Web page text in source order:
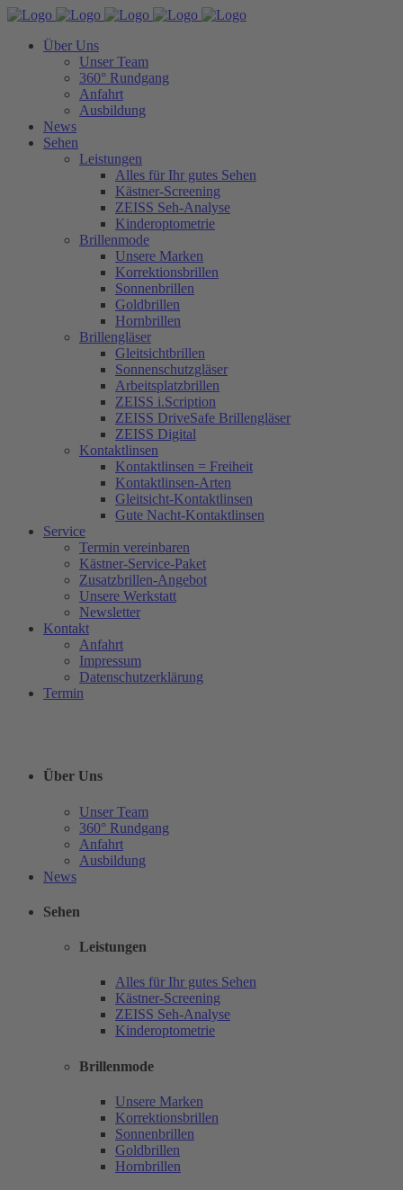
Über Uns
Unser Team
360° Rundgang
Anfahrt
Ausbildung
News
Sehen
Leistungen
Alles für Ihr gutes Sehen
Kästner-Screening
ZEISS Seh-Analyse
Kinderoptometrie
Brillenmode
Unsere Marken
Korrektionsbrillen
Sonnenbrillen
Goldbrillen
Hornbrillen
Brillengläser
Gleitsichtbrillen
Sonnenschutzgläser
Arbeitsplatzbrillen
ZEISS i.Scription
ZEISS DriveSafe Brillengläser
ZEISS Digital
Kontaktlinsen
Kontaktlinsen = Freiheit
Kontaktlinsen-Arten
Gleitsicht-Kontaktlinsen
Gute Nacht-Kontaktlinsen
Service
Termin vereinbaren
Kästner-Service-Paket
Zusatzbrillen-Angebot
Unsere Werkstatt
Newsletter
Kontakt
Anfahrt
Impressum
Datenschutzerklärung
Termin
Über Uns
Unser Team
360° Rundgang
Anfahrt
Ausbildung
News
Sehen
Leistungen
Alles für Ihr gutes Sehen
Kästner-Screening
ZEISS Seh-Analyse
Kinderoptometrie
Brillenmode
Unsere Marken
Korrektionsbrillen
Sonnenbrillen
Goldbrillen
Hornbrillen